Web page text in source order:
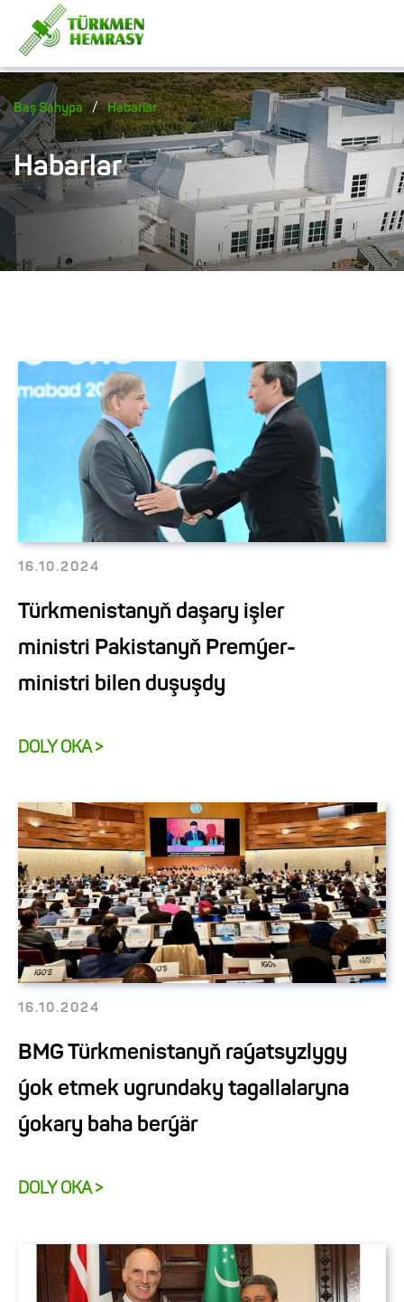
Baş Sahypa / Habarlar
Habarlar
16.10.2024
Türkmenistanyň daşary işler
ministri Pakistanyň Premýer-
ministri bilen duşuşdy
DOLY OKA >
16.10.2024
BMG Türkmenistanyň raýatsyzlygy
ýok etmek ugrundaky tagallalaryna
ýokary baha berýär
DOLY OKA >